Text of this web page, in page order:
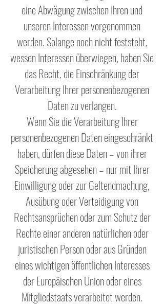
eine Abwägung zwischen Ihren und
unseren Interessen vorgenommen
werden. Solange noch nicht feststeht,
wessen Interessen überwiegen, haben Sie
das Recht, die Einschränkung der
Verarbeitung Ihrer personenbezogenen
Daten zu verlangen.
Wenn Sie die Verarbeitung Ihrer
personenbezogenen Daten eingeschränkt
haben, dürfen diese Daten – von ihrer
Speicherung abgesehen – nur mit Ihrer
Einwilligung oder zur Geltendmachung,
Ausübung oder Verteidigung von
Rechtsansprüchen oder zum Schutz der
Rechte einer anderen natürlichen oder
juristischen Person oder aus Gründen
eines wichtigen öffentlichen Interesses
der Europäischen Union oder eines
Mitgliedstaats verarbeitet werden.